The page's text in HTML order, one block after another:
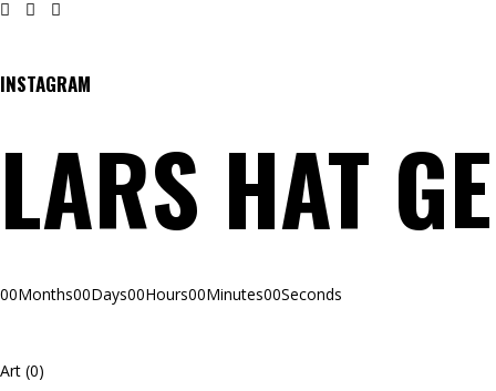
INSTAGRAM
LARS HAT
00Months00Days00Hours00Minutes00Seconds
Art (0)